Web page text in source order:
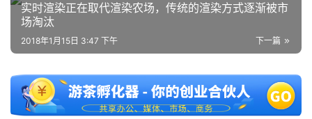
实时渲染正在取代渲染农场，传统的渲染方式逐渐被市
场淘汰
下一篇
2018年1月15日 3:47 下午